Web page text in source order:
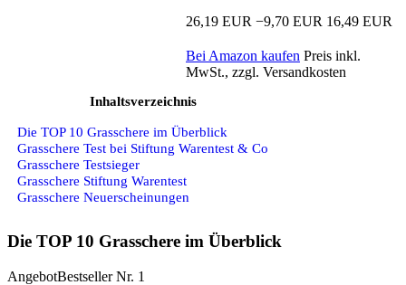
26,19 EUR −9,70 EUR 16,49 EUR
Bei Amazon kaufen Preis inkl.
MwSt., zzgl. Versandkosten
Inhaltsverzeichnis
Die TOP 10 Grasschere im Überblick
Grasschere Test bei Stiftung Warentest & Co
Grasschere Testsieger
Grasschere Stiftung Warentest
Grasschere Neuerscheinungen
Die TOP 10 Grasschere im Überblick
AngebotBestseller Nr. 1